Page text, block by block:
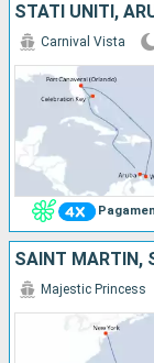
STATI UNITI,
Carnival Vista
Majestic Princess